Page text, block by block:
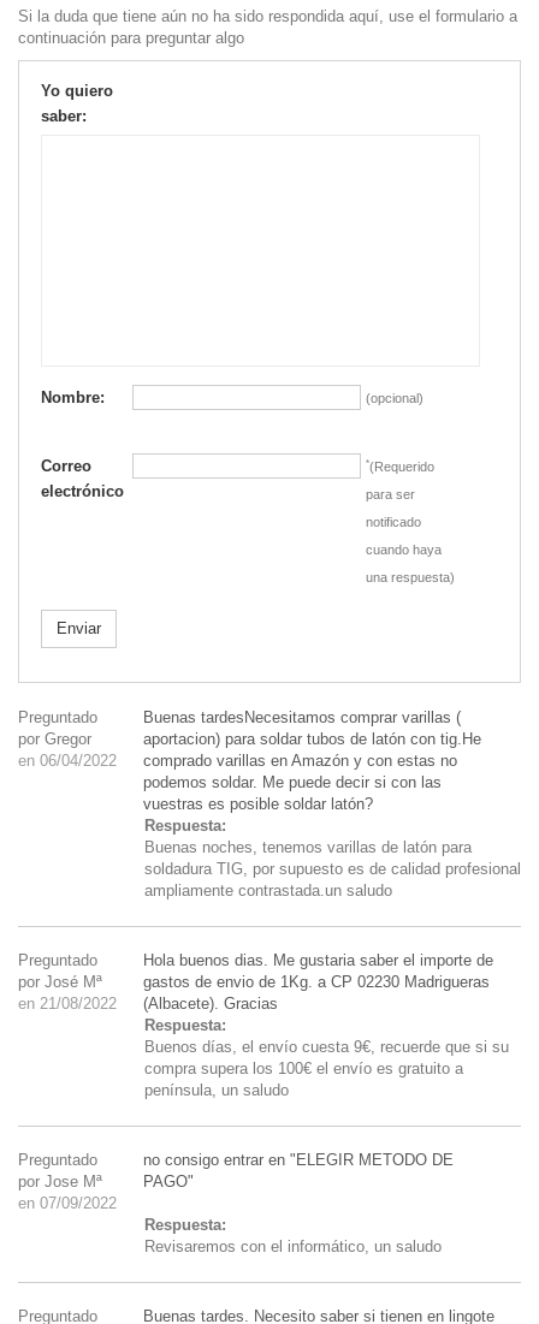
Si la duda que tiene aún no ha sido respondida aquí, use el formulario a
continuación para preguntar algo
Yo quiero
saber:
Nombre: (opcional)
Correo
electrónico
*(Requerido
para ser
notificado
cuando haya
una respuesta)
Enviar
Preguntado
por Gregor
en 06/04/2022
Buenas tardesNecesitamos comprar varillas (
aportacion) para soldar tubos de latón con tig.He
comprado varillas en Amazón y con estas no
podemos soldar. Me puede decir si con las
vuestras es posible soldar latón?
Respuesta:
Buenas noches, tenemos varillas de latón para
soldadura TIG, por supuesto es de calidad profesional
ampliamente contrastada.un saludo
Preguntado
por José Mª
en 21/08/2022
Hola buenos dias. Me gustaria saber el importe de
gastos de envio de 1Kg. a CP 02230 Madrigueras
(Albacete). Gracias
Respuesta:
Buenos días, el envío cuesta 9€, recuerde que si su
compra supera los 100€ el envío es gratuito a
península, un saludo
Preguntado
por Jose Mª
en 07/09/2022
no consigo entrar en "ELEGIR METODO DE
PAGO"
Respuesta:
Revisaremos con el informático, un saludo
Preguntado Buenas tardes. Necesito saber si tienen en lingote